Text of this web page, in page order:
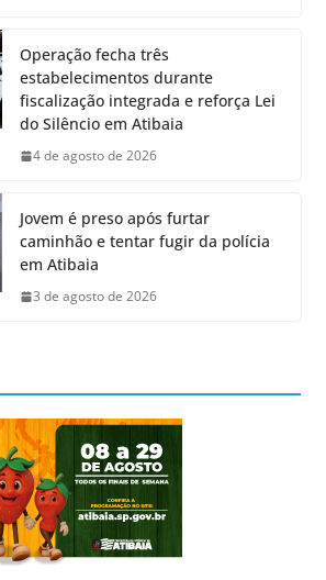
Operação fecha três
estabelecimentos durante
fiscalização integrada e reforça Lei
do Silêncio em Atibaia
4 de agosto de 2026
Jovem é preso após furtar
caminhão e tentar fugir da polícia
em Atibaia
3 de agosto de 2026